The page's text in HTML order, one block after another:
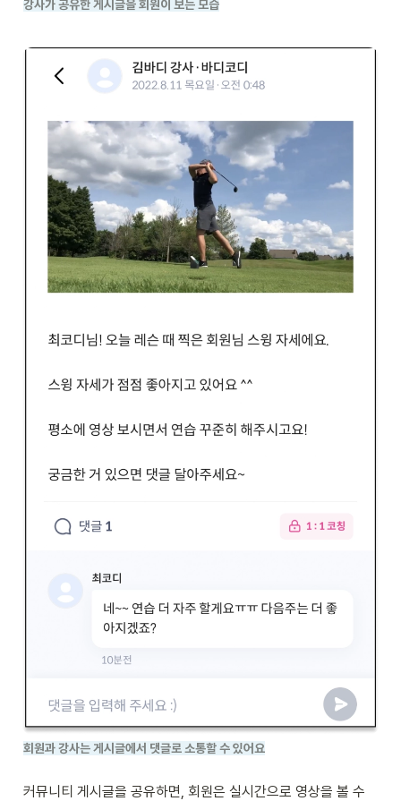
강사가 공유한 게시글을 회원이 보는 모습
회원과 강사는 게시글에서 댓글로 소통할 수 있어요
커뮤니티 게시글을 공유하면, 회원은 실시간으로 영상을 볼 수